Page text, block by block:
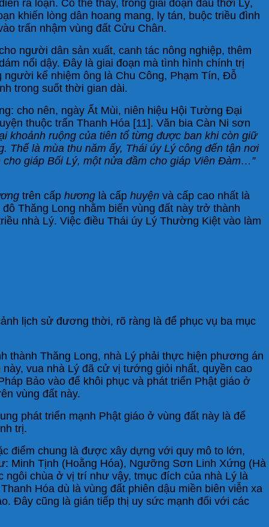
ra loạn. Có thể thấy, trong giai đoạn đầu thời Lý,
khiến lòng dân hoang mang, ly tán, buộc triều đình
trấn nhậm vùng đất Cửu Chân.
người dân sản xuất, canh tác nông nghiệp, thêm
nổi dậy. Đây là giai đoạn mà tình hình chính trị
kế nhiệm ông là Chu Công, Phạm Tín, Đỗ
trong suốt thời gian dài.
cho nên, ngày Ất Mùi, niên hiệu Hội Tường Đại
thuộc trấn Thanh Hóa [11]. Văn bia Càn Ni sơn
khoảnh ruộng của tiên tổ từng được ban khi còn giữ
Thế là mùa thu năm ấy, Thái úy Lý công đến tận nơi
giáp Bối Lý, một nửa đầm cho giáp Viên Đàm…”
trên cấp hương là cấp huyện và cấp cao nhất là
Thăng Long nhằm biến vùng đất này trở thành
nhà Lý. Việc điều Thái úy Lý Thường Kiệt vào làm
lịch sử đương thời, rõ ràng là để phục vụ ba mục
thành Thăng Long, nhà Lý phải thực hiện phương án
vua nhà Lý đã cử vị tướng giỏi nhất, quyền cao
Bảo vào để khôi phục và phát triển Phật giáo ở
vùng đất này.
phát triển mạnh Phật giáo ở vùng đất này là để
trị.
điểm chung là được xây dựng với quy mô to lớn,
Minh Tịnh (Hoằng Hóa), Ngưỡng Sơn Linh Xứng (Hà
chùa ở vị trí như vậy, tmục đích của nhà Lý là
Hóa dù là vùng đất phiên dậu miền biên viễn xa
Đây cũng là gián tiếp thị uy sức mạnh đối với các